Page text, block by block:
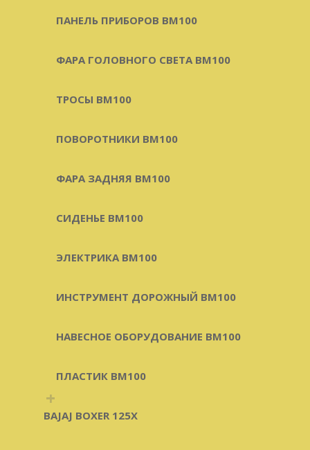
ПАНЕЛЬ ПРИБОРОВ BM100
ФАРА ГОЛОВНОГО СВЕТА BM100
ТРОСЫ BM100
ПОВОРОТНИКИ BM100
ФАРА ЗАДНЯЯ BM100
СИДЕНЬЕ BM100
ЭЛЕКТРИКА BM100
ИНСТРУМЕНТ ДОРОЖНЫЙ BM100
НАВЕСНОЕ ОБОРУДОВАНИЕ BM100
ПЛАСТИК BM100
+
BAJAJ BOXER 125X